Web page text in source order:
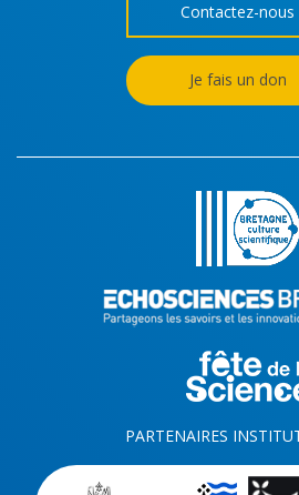
Contactez-nous
Je fais un don
PARTENAIRES